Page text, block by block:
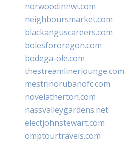
norwoodinnwi.com
neighboursmarket.com
blackanguscareers.com
bolesfororegon.com
bodega-ole.com
thestreamlinerlounge.com
mestrinorubanofc.com
novelatherton.com
nassvalleygardens.net
electjohnstewart.com
omptourtravels.com